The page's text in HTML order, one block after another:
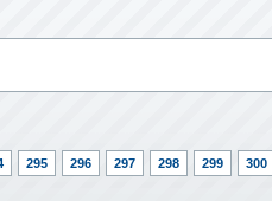
295 296 297 298 299 300